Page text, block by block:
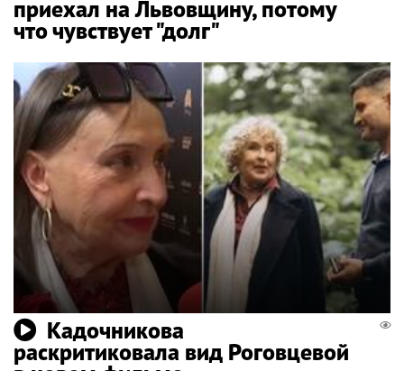
приехал на Львовщину, потому
что чувствует "долг"
Кадочникова
раскритиковала вид Роговцевой